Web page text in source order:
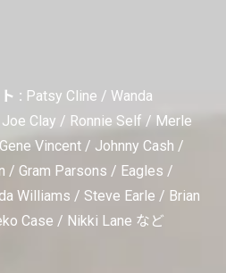
: Patsy Cline / Wanda
Clay / Ronnie Self / Merle
Vincent / Johnny Cash /
/ Gram Parsons / Eagles /
Williams / Steve Earle / Brian
Case / Nikki Lane など